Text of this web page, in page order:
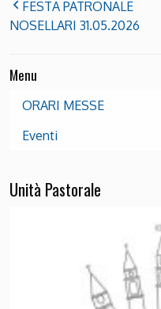
FESTA PATRONALE
NOSELLARI 31.05.2026
Menu
ORARI MESSE
Eventi
Unità Pastorale